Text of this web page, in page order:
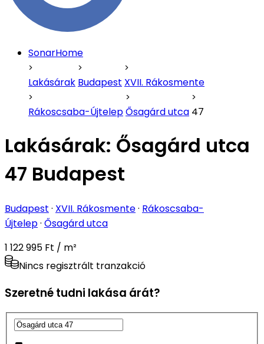
SonarHome
Lakásárak Budapest XVII. Rákosmente
Rákoscsaba-ÚjtelepŐsagárd utca 47
Lakásárak: Ősagárd utca
47 Budapest
Budapest · XVII. Rákosmente· Rákoscsaba-
Újtelep· Ősagárd utca
1 122 995 Ft / m²
Nincs regisztrált tranzakció
Szeretné tudni lakása árát?